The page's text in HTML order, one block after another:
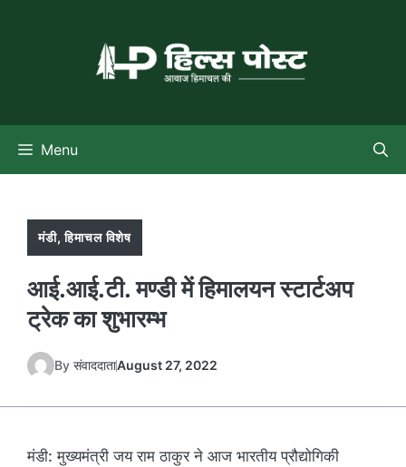
Menu
मंडी,हिमाचल विशेष
आई.आई.टी. मण्डी में हिमालयन स्टार्टअप
ट्रेक का शुभारम्भ
By संवाददाताAugust 27, 2022
मंडी: मुख्यमंत्री जय राम ठाकुर ने आज भारतीय प्रौद्योगिकी